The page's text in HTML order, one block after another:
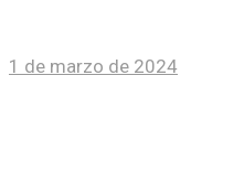
1 de marzo de 2024